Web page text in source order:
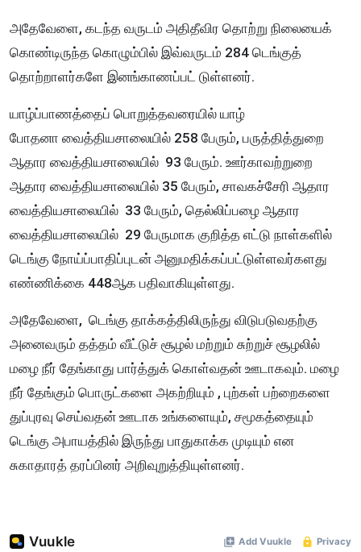
அதேவேளை, கடந்த வருடம் அதிதீவிர தொற்று நிலையைக்
கொண்டிருந்த கொழும்பில் இவ்வருடம் 284 டெங்குத்
தொற்றாளர்களே இனங்காணப்பட் டுள்ளனர்.
யாழ்ப்பாணத்தைப் பொறுத்தவரையில் யாழ்
போதனா வைத்தியசாலையில் 258 பேரும், பருத்தித்துறை
ஆதார வைத்தியசாலையில் 93 பேரும். ஊர்காவற்றுறை
ஆதார வைத்தியசாலையில் 35 பேரும், சாவகச்சேரி ஆதார
வைத்தியசாலையில் 33 பேரும், தெல்லிப்பழை ஆதார
வைத்தியசாலையில் 29 பேருமாக குறித்த எட்டு நாள்களில்
டெங்கு நோய்ப்பாதிப்புடன் அனுமதிக்கப்பட்டுள்ளவர்களது
எண்ணிக்கை 448ஆக பதிவாகியுள்ளது.
அதேவேளை, டெங்கு தாக்கத்திலிருந்து விடுபடுவதற்கு
அனைவரும் தத்தம் வீட்டுச் சூழல் மற்றும் சுற்றுச் சூழலில்
மழை நீர் தேங்காது பார்த்துக் கொள்வதன் ஊடாகவும். மழை
நீர் தேங்கும் பொருட்களை அகற்றியும் , புற்கள் பற்றைகளை
துப்புரவு செய்வதன் ஊடாக உங்களையும், சமூகத்தையும்
டெங்கு அபாயத்தில் இருந்து பாதுகாக்க முடியும் என
சுகாதாரத் தரப்பினர் அறிவுறுத்தியுள்ளனர்.